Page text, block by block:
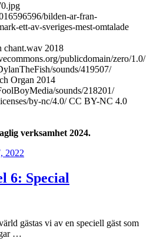
bilden-ar-fran-
ett-av-sveriges-mest-omtalade
chant.wav 2018
publicdomain/zero/1.0/
sounds/419507/
Organ 2014
sounds/218201/
by-nc/4.0/ CC BY-NC 4.0
verksamhet 2024.
2022
6: Special
gästas vi av en speciell gäst som
…